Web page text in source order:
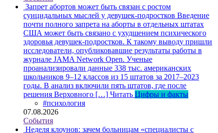
Запрет абортов может быть связан с ростом
суицидальных мыслей у девушек-подростков Введение
почти полного запрета на аборты в отдельных штатах
США может быть связано с ухудшением психического
здоровья девушек-подростков. К такому выводу пришли
исследователи, опубликовавшие результаты работы в
журнале JAMA Network Open. Ученые
проанализировали данные 338 тыс. американских
школьников 9–12 классов из 15 штатов за 2017–2023
годы. В анализ включили пять штатов, где после
решения Верховного […] Читать Цифры и факты
#психология
07.08.2026
События
Неделя клоунов: зачем больницам «специалисты с